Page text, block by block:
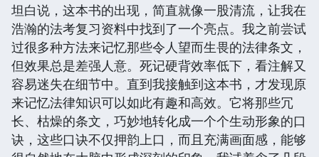
坦白说，这本书的出现，简直就像一股清流，让我在
浩瀚的法考复习资料中找到了一个亮点。我之前尝试
过很多种方法来记忆那些令人望而生畏的法律条文，
但效果总是差强人意。死记硬背效率低下，看注解又
容易迷失在细节中。直到我接触到这本书，才发现原
来记忆法律知识可以如此有趣和高效。它将那些冗
长、枯燥的条文，巧妙地转化成一个个生动形象的口
诀，这些口诀不仅押韵上口，而且充满画面感，能够